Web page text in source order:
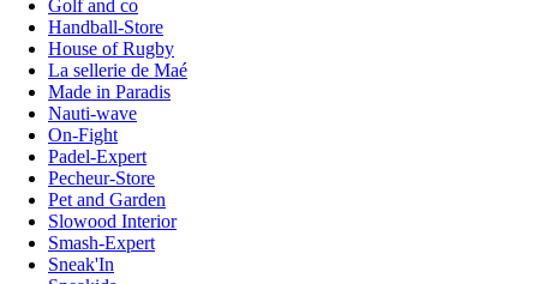
Golf and co
Handball-Store
House of Rugby
La sellerie de Maé
Made in Paradis
Nauti-wave
On-Fight
Padel-Expert
Pecheur-Store
Pet and Garden
Slowood Interior
Smash-Expert
Sneak'In